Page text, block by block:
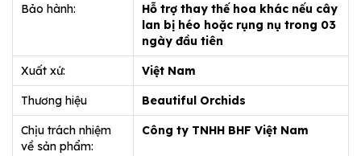
Bảo hành:
Hỗ trợ thay thế hoa khác nếu cây
lan bị héo hoặc rụng nụ trong 03
ngày đầu tiên
Xuất xứ: Việt Nam
Thương hiệu Beautiful Orchids
Chịu trách nhiệm
về sản phẩm:
Công ty TNHH BHF Việt Nam